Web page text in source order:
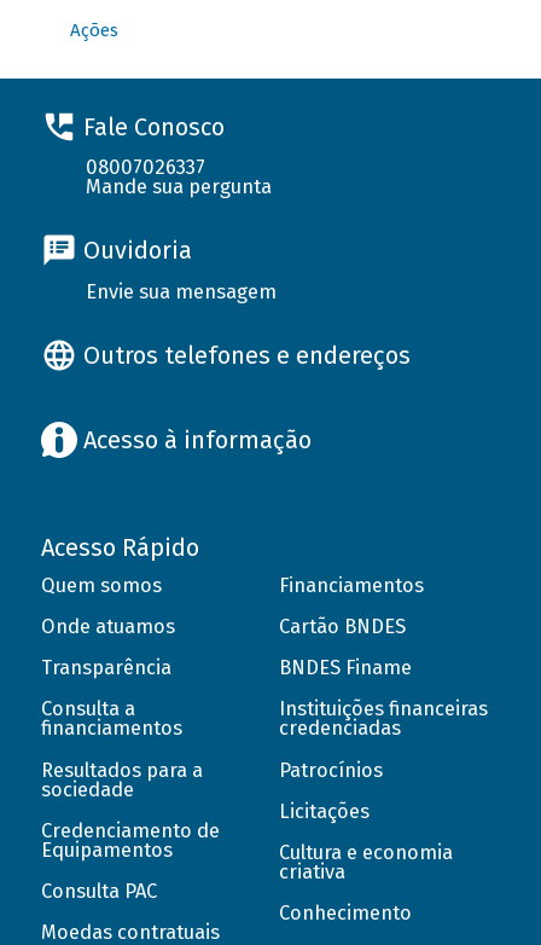
Ações
Fale Conosco
08007026337
Mande sua pergunta
Ouvidoria
Envie sua mensagem
Outros telefones e endereços
Acesso à informação
Acesso Rápido
Quem somos
Onde atuamos
Transparência
Consulta a
financiamentos
Resultados para a
sociedade
Credenciamento de
Equipamentos
Consulta PAC
Moedas contratuais
Financiamentos
Cartão BNDES
BNDES Finame
Instituições financeiras
credenciadas
Patrocínios
Licitações
Cultura e economia
criativa
Conhecimento